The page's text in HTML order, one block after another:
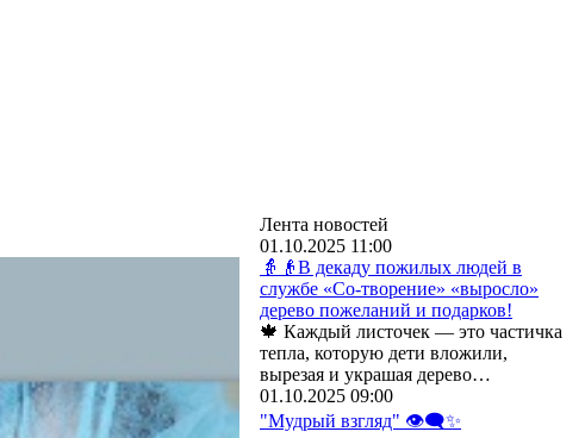
Лента новостей
01.10.2025 11:00
👵👴В декаду пожилых людей в
службе «Со-творение» «выросло»
дерево пожеланий и подарков!
🍁 Каждый листочек — это частичка
тепла, которую дети вложили,
вырезая и украшая дерево…
01.10.2025 09:00
"Мудрый взгляд" 👁‍🗨✨